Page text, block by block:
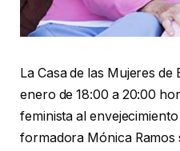
La Casa de las Mujeres de
enero de 18:00 a 20:00
feminista al envejecimiento
formadora Mónica